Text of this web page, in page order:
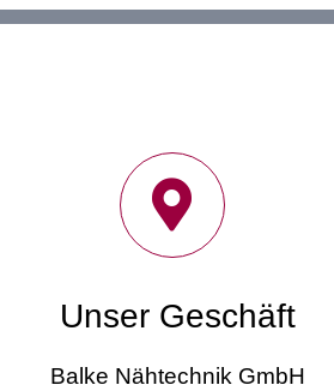
Unser Geschäft
Balke Nähtechnik GmbH